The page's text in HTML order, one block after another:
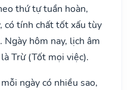
thứ tự tuần hoàn,
có tính chất tốt xấu tùy
hôm nay, lịch âm
Trừ (Tốt mọi việc).
ngày có nhiều sao,